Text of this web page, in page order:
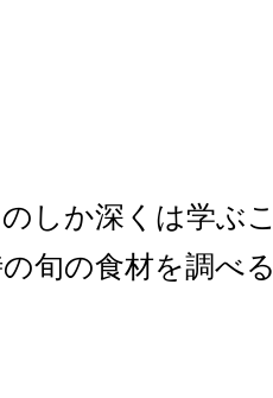
しか深くは学ぶ
旬の食材を調べ